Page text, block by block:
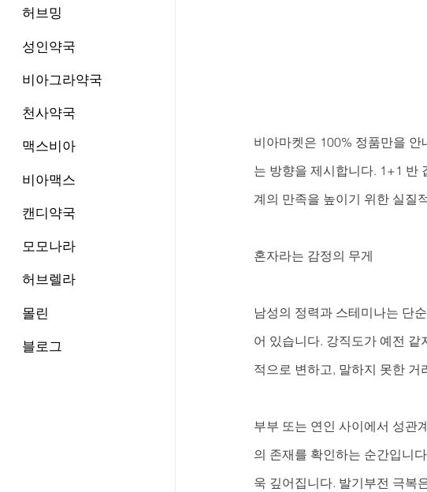
비아마켓은 100% 정품만을
는 방향을 제시합니다. 1+1 반
계의 만족을 높이기 위한 실질
혼자라는 감정의 무게
남성의 정력과 스테미나는 단
어 있습니다. 강직도가 예전
적으로 변하고, 말하지 못한
부부 또는 연인 사이에서 성관
의 존재를 확인하는 순간입니
욱 깊어집니다. 발기부전 극복
허브밍
성인약국
비아그라약국
천사약국
맥스비아
비아맥스
캔디약국
모모나라
허브렐라
몰린
블로그